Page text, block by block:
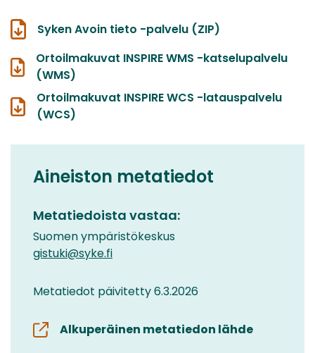
Syken Avoin tieto -palvelu (ZIP)
Ortoilmakuvat INSPIRE WMS -katselupalvelu
(WMS)
Ortoilmakuvat INSPIRE WCS -latauspalvelu
(WCS)
Aineiston metatiedot
Metatiedoista vastaa:
Suomen ympäristökeskus
gistuki@syke.fi
Metatiedot päivitetty 6.3.2026
Alkuperäinen metatiedon lähde